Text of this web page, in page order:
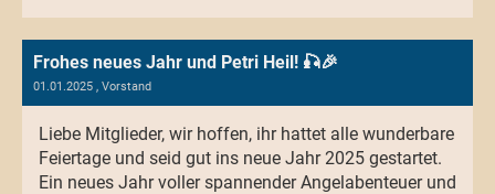
Frohes neues Jahr und Petri Heil! 🎣🎉
01.01.2025 , Vorstand
Liebe Mitglieder, wir hoffen, ihr hattet alle wunderbare
Feiertage und seid gut ins neue Jahr 2025 gestartet.
Ein neues Jahr voller spannender Angelabenteuer und